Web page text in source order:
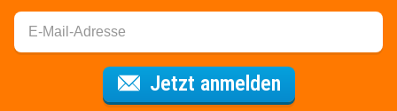
Jetzt anmeldenFür den